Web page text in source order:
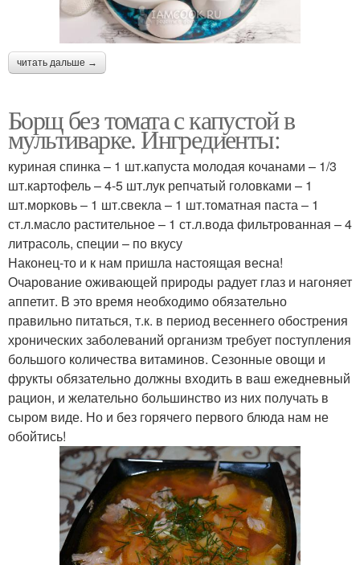
читать дальше →
Борщ без томата с капустой в
мультиварке. Ингредиенты:
куриная спинка – 1 шт.капуста молодая кочанами – 1/3
шт.картофель – 4-5 шт.лук репчатый головками – 1
шт.морковь – 1 шт.свекла – 1 шт.томатная паста – 1
ст.л.масло растительное – 1 ст.л.вода фильтрованная – 4
литрасоль, специи – по вкусу
Наконец-то и к нам пришла настоящая весна!
Очарование оживающей природы радует глаз и нагоняет
аппетит. В это время необходимо обязательно
правильно питаться, т.к. в период весеннего обострения
хронических заболеваний организм требует поступления
большого количества витаминов. Сезонные овощи и
фрукты обязательно должны входить в ваш ежедневный
рацион, и желательно большинство из них получать в
сыром виде. Но и без горячего первого блюда нам не
обойтись!